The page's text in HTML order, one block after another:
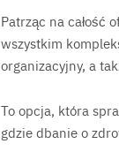
Patrząc na całość
wszystkim
organizacyjny, a
To opcja, która
gdzie dbanie o